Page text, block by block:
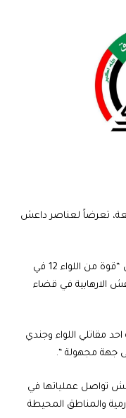
تعرضاً لعناصر داعش
وذكر اعلام الحشد، في بيان تلقته الرشيد، ان “قوة من اللواء 12 في
الارهابية في قضاء
مقاتلي اللواء وجندي
جهة مجهولة “.
تواصل عملياتها في
والمناطق المحيطة